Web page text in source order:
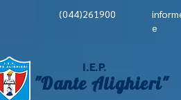
(044)261900
e
I.E.P.
"Dante Alighieri"